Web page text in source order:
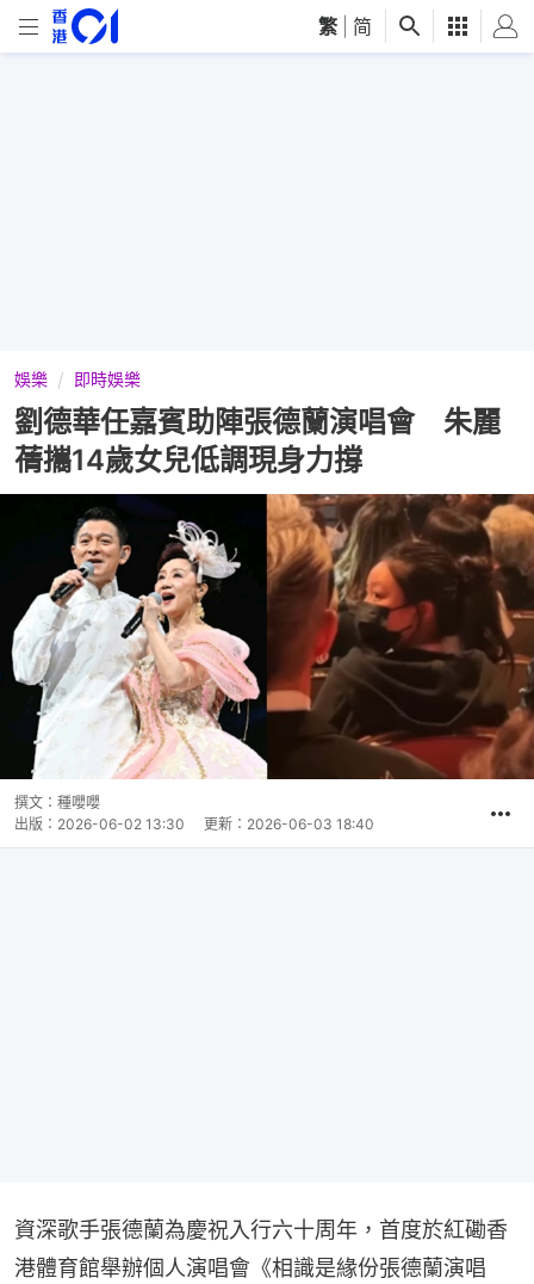
繁 简
娛樂 即時娛樂
劉德華任嘉賓助陣張德蘭演唱會 朱麗
蒨攜14歲女兒低調現身力撐
撰文： 種嚶嚶
出版： 2026-06-02 13:30 更新： 2026-06-03 18:40
資深歌手張德蘭為慶祝入行六十周年，首度於紅磡香
港體育館舉辦個人演唱會《相識是緣份張德蘭演唱